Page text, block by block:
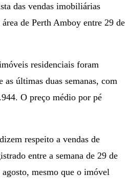
das vendas imobiliárias
de Perth Amboy entre 29 de
residenciais foram
as últimas duas semanas, com
O preço médio por pé
respeito a vendas de
entre a semana de 29 de
mesmo que o imóvel